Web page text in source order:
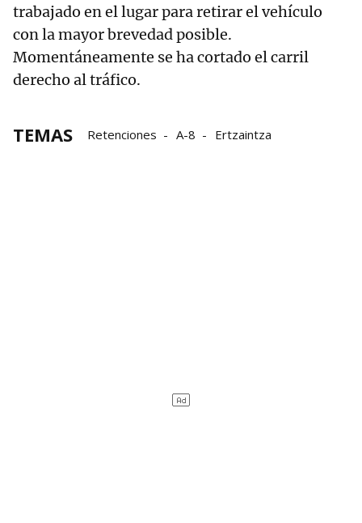
trabajado en el lugar para retirar el vehículo
con la mayor brevedad posible.
Momentáneamente se ha cortado el carril
derecho al tráfico.
TEMAS Retenciones A-8 Ertzaintza